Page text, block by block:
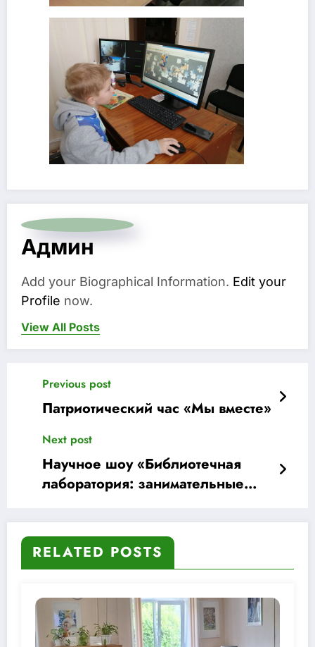
Админ
Add your Biographical Information. Edit your
Profile now.
View All Posts
Previous post
Патриотический час «Мы вместе»
Next post
Научное шоу «Библиотечная
лаборатория: занимательные
RELATED POSTS